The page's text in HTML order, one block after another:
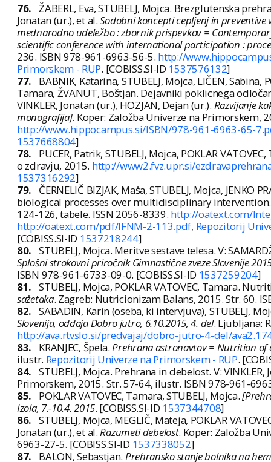
76. ŽABERL, Eva, STUBELJ, Mojca. Brezglutenska
Jonatan (ur.), et al.Sodobni koncepti cepljenj in
mednarodno udeležbo : zbornik prispevkov =
scientific conference with international participation :
236. ISBN 978-961-6963-56-5. http://
Primorskem - RUP. [COBISS.SI-ID 1537576132]
77.
BABNIK, Katarina, STUBELJ, Mojca, LIČEN, Sabina,
Tamara, ŽVANUT, Boštjan. Dejavniki poklicnega
VINKLER, Jonatan (ur.), HOZJAN, Dejan (ur.). Razvijanje
monografija]. Koper: Založba Univerze na Primorskem,
http://www.hippocampus.si/ISBN/978-961-6963-65-
1537668804]
78.
PUCER, Patrik, STUBELJ, Mojca, POKLAR
o zdravju, 2015. http://www2.fvz.upr.si/
1537316292]
79.
ČERNELIČ BIZJAK, Maša, STUBELJ, Mojca,
biological processes over multidisciplinary
124-126, tabele. ISSN 2056-8339. http://oatext.com/
http://oatext.com/pdf/IFNM-2-113.pdf, Repozitorij
[COBISS.SI-ID 1537218244]
80. STUBELJ, Mojca. Meritve sestave telesa. V:
Splošni strokovni priročnik Gimnastične zveze Slovenije
ISBN 978-961-6733-09-0. [COBISS.SI-ID 1537259204]
81. STUBELJ, Mojca, POKLAR VATOVEC, Tamara.
sažetaka. Zagreb: Nutricionizam Balans, 2015. Str. 60.
82. SABADIN, Karin (oseba, ki intervjuva), STUBELJ,
Slovenija, oddaja Dobro jutro, 6.10.2015, 4. del. Ljubljana:
http://ava.rtvslo.si/predvajaj/dobro-jutro-4-del/
83.
KRANJEC, Špela.Prehrana astronavtov = Nutrition of
ilustr. Repozitorij Univerze na Primorskem - RUP.
84. STUBELJ, Mojca. Prehrana in debelost. V: VINKLER,
Primorskem, 2015. Str. 57-64, ilustr. ISBN 978-961-
85.
POKLAR VATOVEC, Tamara, STUBELJ, Mojca.
Izola, 7.-10.4. 2015. [COBISS.SI-ID 1537344708]
86. STUBELJ, Mojca, MEGLIČ, Mateja, POKLAR
Jonatan (ur.), et al.Razumeti debelost. Koper: Založba
6963-27-5. [COBISS.SI-ID 1537338052]
87.
BALON, Sebastjan. Prehransko stanje bolnika na